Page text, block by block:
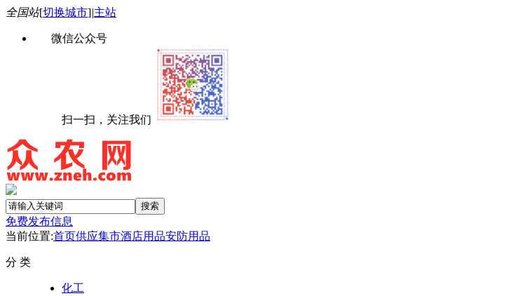
全国站[切换城市]|主站
微信公众号
扫一扫，关注我们
免费发布信息
当前位置:首页供应集市酒店用品安防用品
分 类
化工